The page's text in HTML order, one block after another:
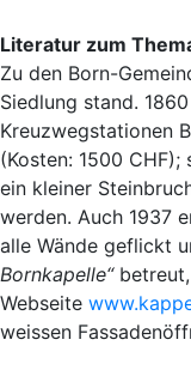
Literatur zum
Zu den Born-
Siedlung stand.
Kreuzwegstationen
(Kosten: 1500
ein kleiner
werden. Auch 1937
alle Wände geflickt
Bornkapelle“betreut,
Webseite
weissen